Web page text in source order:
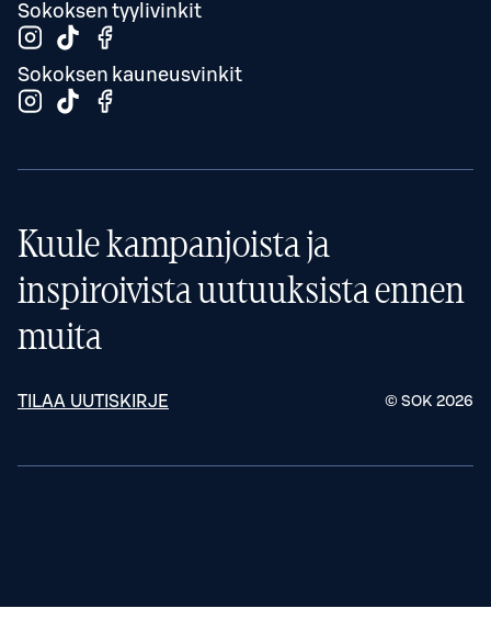
Sokoksen tyylivinkit
Sokoksen kauneusvinkit
Kuule kampanjoista ja
inspiroivista uutuuksista ennen
muita
TILAA UUTISKIRJE © SOK 2026